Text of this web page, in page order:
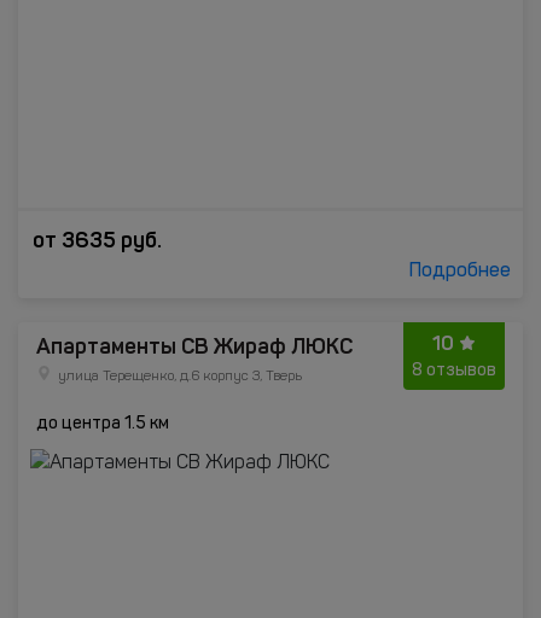
от 3635 руб.
Подробнее
10
8 отзывов
Апартаменты СВ Жираф ЛЮКС
улица Терещенко, д.6 корпус 3, Тверь
до центра 1.5 км